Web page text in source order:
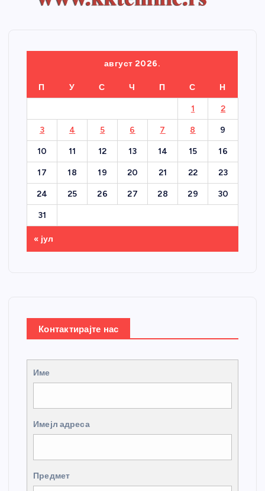
август 2026.
П У С Ч П С Н
1 2
3 4 5 6 7 8 9
10 11 12 13 14 15 16
17 18 19 20 21 22 23
24 25 26 27 28 29 30
31
« јул
Контактирајте нас
Име
Имејл адреса
Предмет